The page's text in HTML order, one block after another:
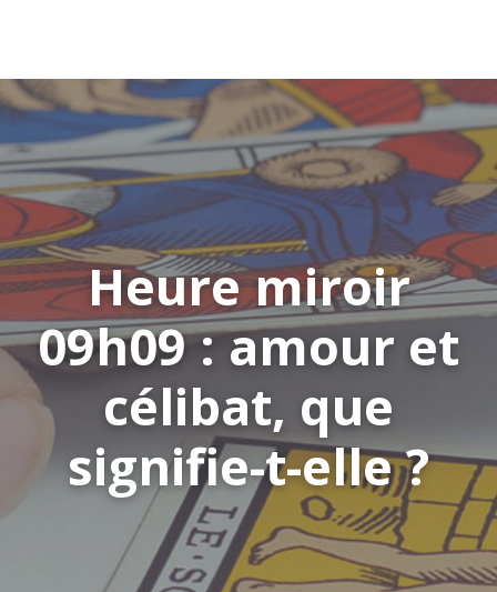
Heure miroir
09h09 : amour et
célibat, que
signifie-t-elle ?